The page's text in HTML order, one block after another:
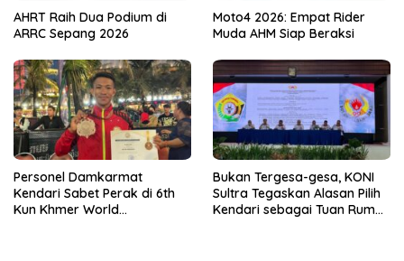
AHRT Raih Dua Podium di
ARRC Sepang 2026
Moto4 2026: Empat Rider
Muda AHM Siap Beraksi
Personel Damkarmat
Kendari Sabet Perak di 6th
Kun Khmer World
Bukan Tergesa-gesa, KONI
Sultra Tegaskan Alasan Pilih
Kendari sebagai Tuan Rumah